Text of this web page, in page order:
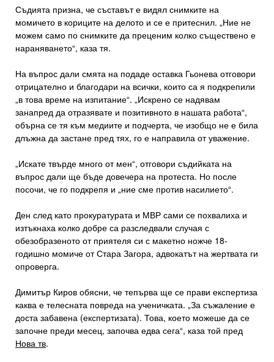
Съдията призна, че съставът е видял снимките на
момичето в кориците на делото и се е притеснил. „Ние не
можем само по снимките да преценим колко съществено е
нараняването“, каза тя.
На въпрос дали смята на подаде оставка Гьонева отговори
отрицателно и благодари на всички, които са я подкрепили
„в това време на изпитание“. „Искрено се надявам
занапред да отразявате и позитивното в нашата работа“,
обърна се тя към медиите и подчерта, че изобщо не е била
длъжна да застане пред тях, го е направила от уважение.
„Искате твърде много от мен“, отговори съдийката на
въпрос дали ще бъде довечера на протеста. Но после
посочи, че го подкрепя и „ние сме против насилието“.
Ден след като прокуратурата и МВР сами се похвалиха и
изтъкнаха колко добре са разследвали случая с
обезобразеното от приятеля си с макетно ножче 18-
годишно момиче от Стара Загора, адвокатът на жертвата ги
опроверга.
Димитър Киров обясни, че тепърва ще се прави експертиза
каква е телесната повреда на ученичката. „За съжаление е
доста забавена (експертизата). Това, което можеше да се
започне преди месец, започва едва сега“, каза той пред
Нова тв.